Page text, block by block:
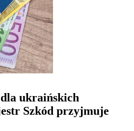
ukraińskich
Szkód przyjmuje